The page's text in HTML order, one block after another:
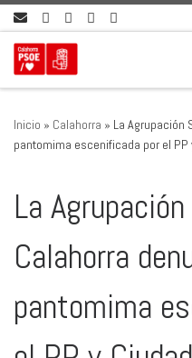
Saltar al contenido
Inicio » Calahorra » La Agrupación
pantomima escenificada por el PP
La
Calahorra
pantomima